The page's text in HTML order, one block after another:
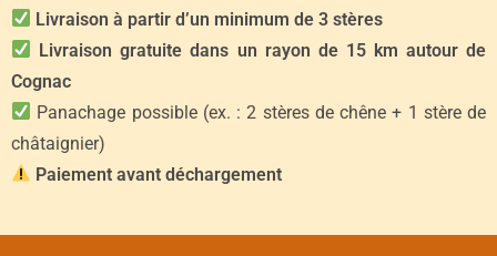
Livraison à partir d’un minimum de 3 stères
Livraison gratuite dans un rayon de 15 km autour de
Cognac
Panachage possible (ex. : 2 stères de chêne + 1 stère de
châtaignier)
Paiement avant déchargement